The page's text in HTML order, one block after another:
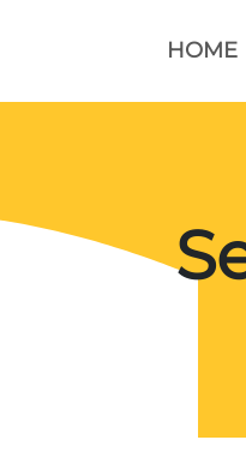
HOME